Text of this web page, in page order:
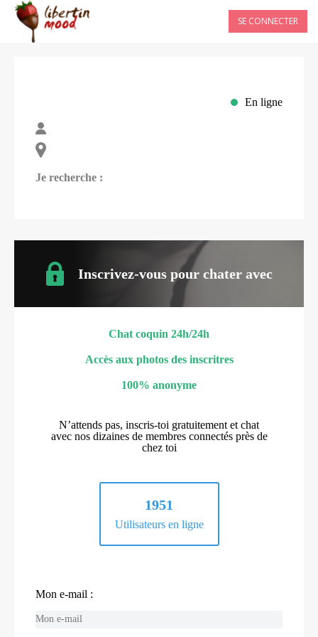
SE CONNECTER
En ligne
Je recherche :
Inscrivez-vous pour chater avec
Chat coquin 24h/24h
Accès aux photos des inscritres
100% anonyme
N’attends pas, inscris-toi gratuitement et chat
avec nos dizaines de membres connectés près de
chez toi
1951
Utilisateurs en ligne
Mon e-mail :